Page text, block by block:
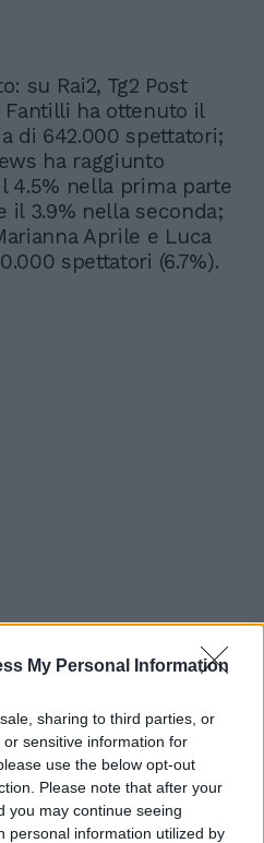
My Personal Information
sharing to third parties, or
sensitive information for
use the below opt-out
Please note that after your
you may continue seeing
personal information utilized by
su Rai2, Tg2 Post
Fantilli ha ottenuto il
di 642.000 spettatori;
ha raggiunto
4.5% nella prima parte
il 3.9% nella seconda;
Aprile e Luca
spettatori (6.7%).